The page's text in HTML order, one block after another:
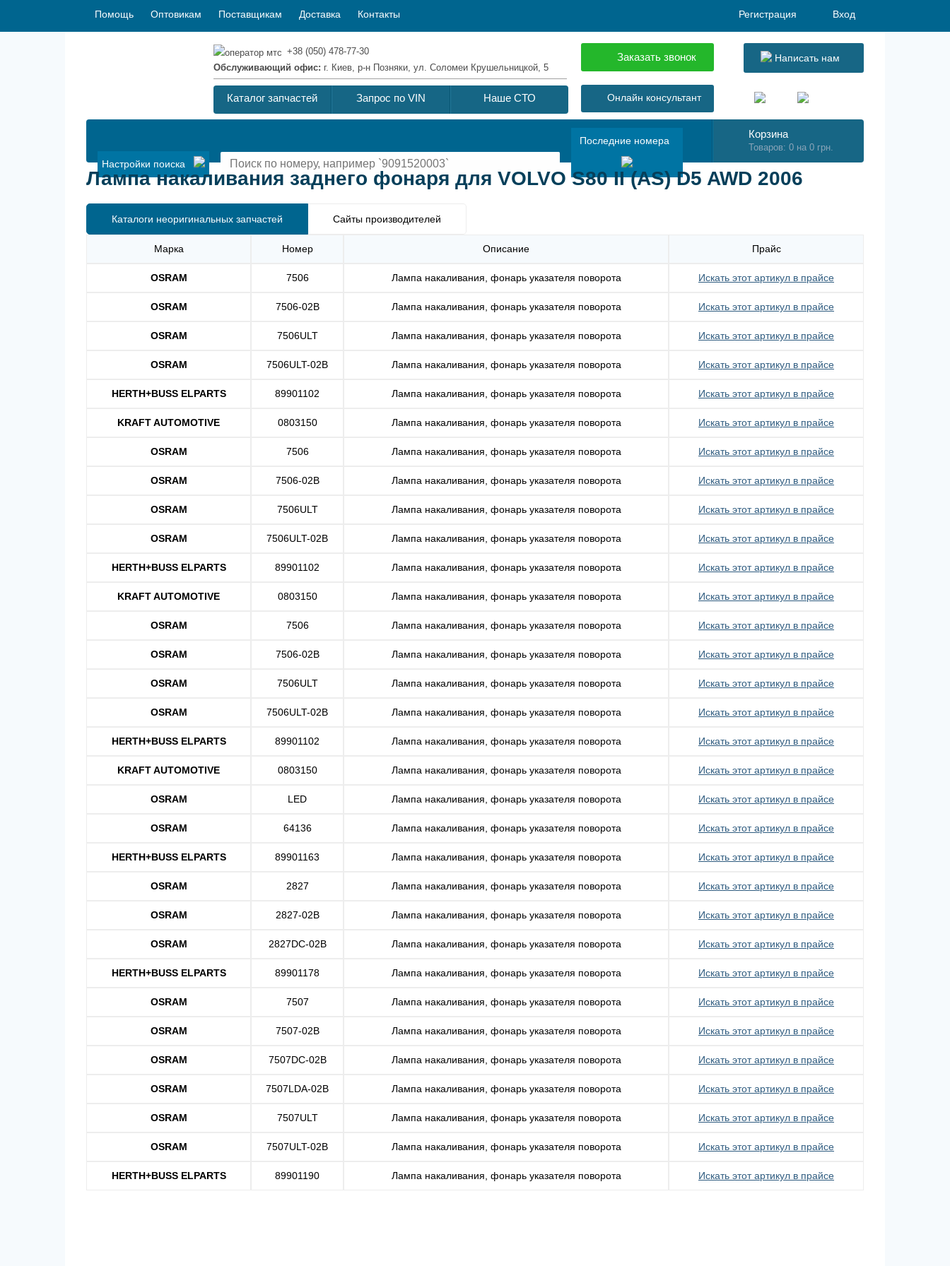
Помощь Оптовикам Поставщикам Доставка Контакты Регистрация Вход
+38 (050) 478-77-30
Обслуживающий офис: г. Киев, р-н Позняки, ул. Соломеи Крушельницкой, 5
Каталог запчастей Запрос по VIN Наше СТО
Написать нам
Заказать звонок
Онлайн консультант
Настройки поиска
Последние номера
Корзина
Товаров: 0 на 0 грн.
Лампа накаливания заднего фонаря для VOLVO S80 II (AS) D5 AWD 2006
Каталоги неоригинальных запчастей Сайты производителей
Марка Номер Описание Прайс
OSRAM 7506 Лампа накаливания, фонарь указателя поворота Искать этот артикул в прайсе
OSRAM 7506-02B Лампа накаливания, фонарь указателя поворота Искать этот артикул в прайсе
OSRAM 7506ULT Лампа накаливания, фонарь указателя поворота Искать этот артикул в прайсе
OSRAM 7506ULT-02B Лампа накаливания, фонарь указателя поворота Искать этот артикул в прайсе
HERTH+BUSS ELPARTS 89901102 Лампа накаливания, фонарь указателя поворота Искать этот артикул в прайсе
KRAFT AUTOMOTIVE 0803150 Лампа накаливания, фонарь указателя поворота Искать этот артикул в прайсе
OSRAM 7506 Лампа накаливания, фонарь указателя поворота Искать этот артикул в прайсе
OSRAM 7506-02B Лампа накаливания, фонарь указателя поворота Искать этот артикул в прайсе
OSRAM 7506ULT Лампа накаливания, фонарь указателя поворота Искать этот артикул в прайсе
OSRAM 7506ULT-02B Лампа накаливания, фонарь указателя поворота Искать этот артикул в прайсе
HERTH+BUSS ELPARTS 89901102 Лампа накаливания, фонарь указателя поворота Искать этот артикул в прайсе
KRAFT AUTOMOTIVE 0803150 Лампа накаливания, фонарь указателя поворота Искать этот артикул в прайсе
OSRAM 7506 Лампа накаливания, фонарь указателя поворота Искать этот артикул в прайсе
OSRAM 7506-02B Лампа накаливания, фонарь указателя поворота Искать этот артикул в прайсе
OSRAM 7506ULT Лампа накаливания, фонарь указателя поворота Искать этот артикул в прайсе
OSRAM 7506ULT-02B Лампа накаливания, фонарь указателя поворота Искать этот артикул в прайсе
HERTH+BUSS ELPARTS 89901102 Лампа накаливания, фонарь указателя поворота Искать этот артикул в прайсе
KRAFT AUTOMOTIVE 0803150 Лампа накаливания, фонарь указателя поворота Искать этот артикул в прайсе
OSRAM LED Лампа накаливания, фонарь указателя поворота Искать этот артикул в прайсе
OSRAM 64136 Лампа накаливания, фонарь указателя поворота Искать этот артикул в прайсе
HERTH+BUSS ELPARTS 89901163 Лампа накаливания, фонарь указателя поворота Искать этот артикул в прайсе
OSRAM 2827 Лампа накаливания, фонарь указателя поворота Искать этот артикул в прайсе
OSRAM 2827-02B Лампа накаливания, фонарь указателя поворота Искать этот артикул в прайсе
OSRAM 2827DC-02B Лампа накаливания, фонарь указателя поворота Искать этот артикул в прайсе
HERTH+BUSS ELPARTS 89901178 Лампа накаливания, фонарь указателя поворота Искать этот артикул в прайсе
OSRAM 7507 Лампа накаливания, фонарь указателя поворота Искать этот артикул в прайсе
OSRAM 7507-02B Лампа накаливания, фонарь указателя поворота Искать этот артикул в прайсе
OSRAM 7507DC-02B Лампа накаливания, фонарь указателя поворота Искать этот артикул в прайсе
OSRAM 7507LDA-02B Лампа накаливания, фонарь указателя поворота Искать этот артикул в прайсе
OSRAM 7507ULT Лампа накаливания, фонарь указателя поворота Искать этот артикул в прайсе
OSRAM 7507ULT-02B Лампа накаливания, фонарь указателя поворота Искать этот артикул в прайсе
HERTH+BUSS ELPARTS 89901190 Лампа накаливания, фонарь указателя поворота Искать этот артикул в прайсе